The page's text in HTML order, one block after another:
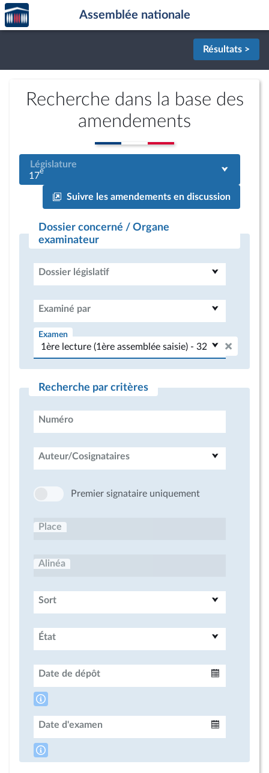
Aller au contenu
Aller en bas de la page
Accèder
à la
page
Assemblée nationale
Résultats >
Recherche dans la base des
amendements
Législature
17e
Suivre les amendements en discussion
Dossier concerné / Organe
examinateur
Dossier législatif
Examiné par
Examen
Recherche par critères
Numéro
Auteur/Cosignataires
Premier signataire uniquement
Place
Alinéa
Sort
État
Date de dépôt
Date d'examen